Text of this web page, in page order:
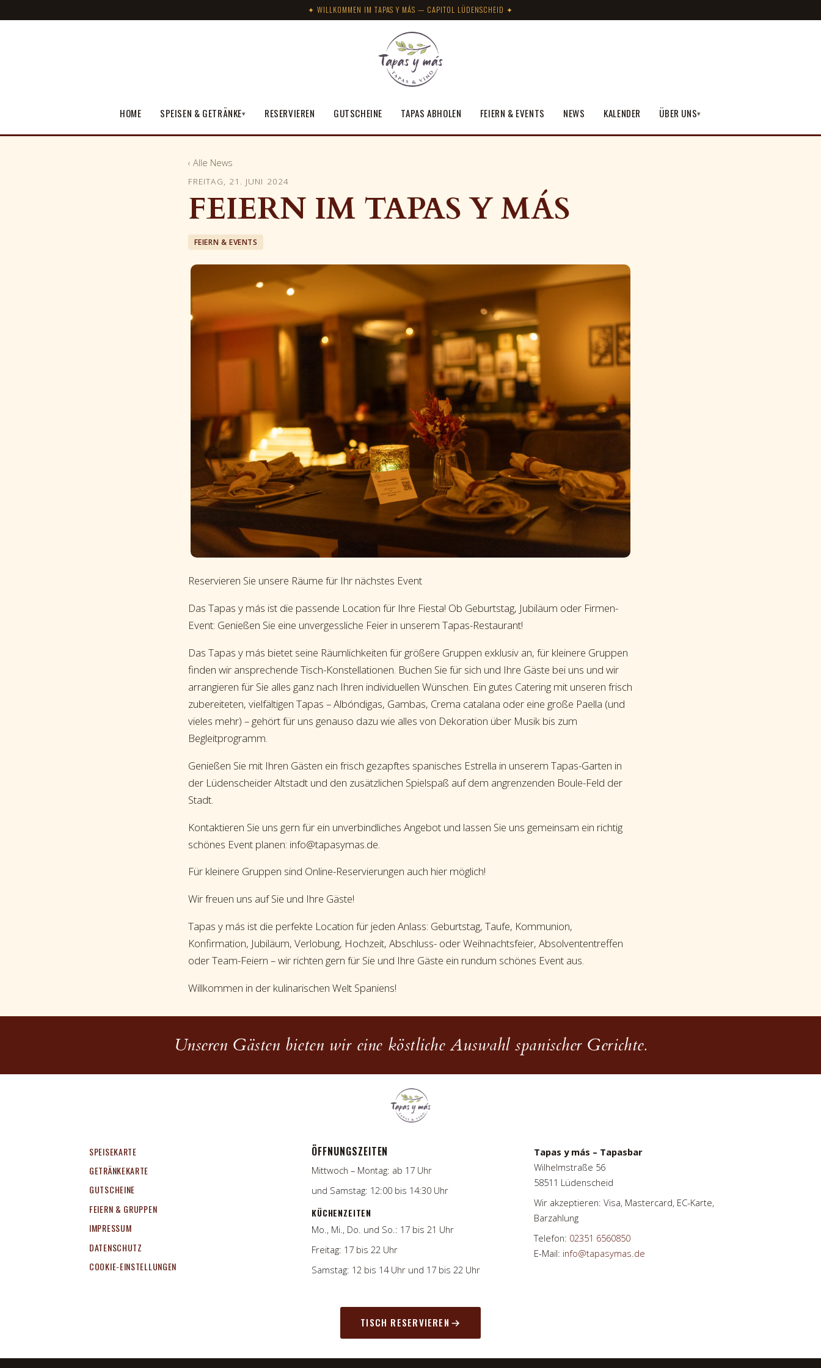
✦ WILLKOMMEN IM TAPAS Y MÁS — CAPITOL LÜDENSCHEID ✦
HOME SPEISEN & GETRÄNKE▾ RESERVIEREN GUTSCHEINE TAPAS ABHOLEN FEIERN & EVENTS NEWS KALENDER ÜBER UNS▾
‹ Alle News
FREITAG, 21. JUNI 2024
FEIERN IM TAPAS Y MÁS
FEIERN & EVENTS
Reservieren Sie unsere Räume für Ihr nächstes Event
Das Tapas y más ist die passende Location für Ihre Fiesta! Ob Geburtstag, Jubiläum oder Firmen-
Event: Genießen Sie eine unvergessliche Feier in unserem Tapas-Restaurant!
Das Tapas y más bietet seine Räumlichkeiten für größere Gruppen exklusiv an, für kleinere Gruppen
finden wir ansprechende Tisch-Konstellationen. Buchen Sie für sich und Ihre Gäste bei uns und wir
arrangieren für Sie alles ganz nach Ihren individuellen Wünschen. Ein gutes Catering mit unseren frisch
zubereiteten, vielfältigen Tapas – Albóndigas, Gambas, Crema catalana oder eine große Paella (und
vieles mehr) – gehört für uns genauso dazu wie alles von Dekoration über Musik bis zum
Begleitprogramm.
Genießen Sie mit Ihren Gästen ein frisch gezapftes spanisches Estrella in unserem Tapas-Garten in
der Lüdenscheider Altstadt und den zusätzlichen Spielspaß auf dem angrenzenden Boule-Feld der
Stadt.
Kontaktieren Sie uns gern für ein unverbindliches Angebot und lassen Sie uns gemeinsam ein richtig
schönes Event planen: info@tapasymas.de.
Für kleinere Gruppen sind Online-Reservierungen auch hier möglich!
Wir freuen uns auf Sie und Ihre Gäste!
Tapas y más ist die perfekte Location für jeden Anlass: Geburtstag, Taufe, Kommunion,
Konfirmation, Jubiläum, Verlobung, Hochzeit, Abschluss- oder Weihnachtsfeier, Absolvententreffen
oder Team-Feiern – wir richten gern für Sie und Ihre Gäste ein rundum schönes Event aus.
Willkommen in der kulinarischen Welt Spaniens!
Unseren Gästen bieten wir eine köstliche Auswahl spanischer Gerichte.
SPEISEKARTE
GETRÄNKEKARTE
GUTSCHEINE
FEIERN & GRUPPEN
IMPRESSUM
DATENSCHUTZ
COOKIE-EINSTELLUNGEN
ÖFFNUNGSZEITEN
Mittwoch – Montag: ab 17 Uhr
und Samstag: 12:00 bis 14:30 Uhr
KÜCHENZEITEN
Mo., Mi., Do. und So.: 17 bis 21 Uhr
Freitag: 17 bis 22 Uhr
Samstag: 12 bis 14 Uhr und 17 bis 22 Uhr
Tapas y más – Tapasbar
Wilhelmstraße 56
58511 Lüdenscheid
Wir akzeptieren: Visa, Mastercard, EC-Karte,
Barzahlung
Telefon: 02351 6560850
E-Mail: info@tapasymas.de
TISCH RESERVIEREN